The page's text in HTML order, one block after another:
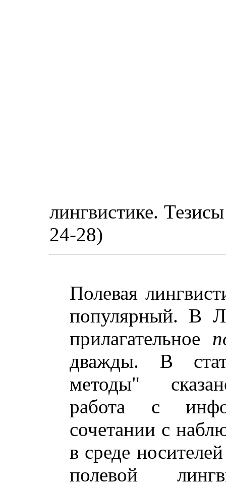
лингвистике.
24-28)
Полевая
популярный. В
прилагательное
дважды. В
методы"
работа с
сочетании с
в среде
полевой